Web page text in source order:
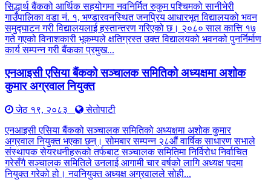
सिद्धार्थ बैंकको आर्थिक सहयोगमा नवनिर्मित रुकुम पश्चिमको सानीभेरी
गाउँपालिका वडा नं. १, भण्डारवनस्थित जनप्रिय आधारभूत विद्यालयको भवन
समुद्घाटन गरी विद्यालयलाई हस्तान्तरण गरिएको छ। २०८० साल कात्ति १७
गते गएको विनाशकारी भूकम्पले क्षतिग्रस्त उक्त विद्यालयको भवनको पुनर्निर्माण
कार्य सम्पन्न गरी बैंकका प्रमुख...
एनआइसी एसिया बैंकको सञ्चालक समितिको अध्यक्षमा अशोक
कुमार अग्रवाल नियुक्त
जेठ १९, २०८३
सेतोपाटी
एनआइसी एसिया बैंकको सञ्चालक समितिको अध्यक्षमा अशोक कुमार
अग्रवाल नियुक्त भएका छन्। सोमबार सम्पन्न २८औं वार्षिक साधारण सभाले
संस्थापक सेयरधनीहरूको तर्फबाट सञ्चालक समितिमा निर्विरोध निर्वाचित
गरेसँगै सञ्चालक समितिले उनलाई आगामी चार वर्षको लागि अध्यक्ष पदमा
नियुक्त गरेको हो। नवनियुक्त अध्यक्ष अग्रवालले सोही...